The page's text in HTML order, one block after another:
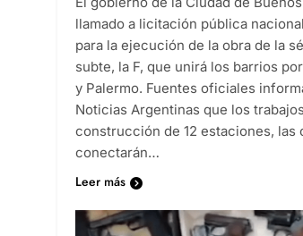
llamado a licitación pública
para la ejecución de la obra de la
subte, la F, que unirá los barrios
y Palermo. Fuentes oficiales
Noticias Argentinas que los
construcción de 12 estaciones, las
conectarán…
Leer más